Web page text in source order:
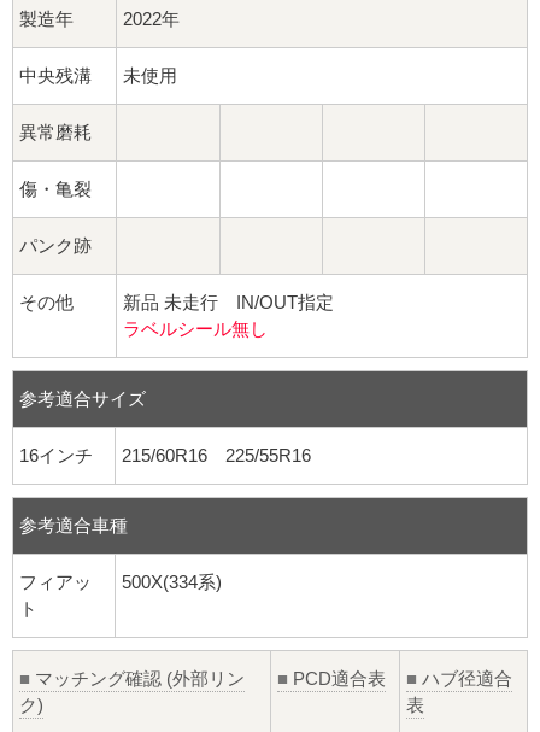
製造年 2022年
中央残溝 未使用
異常磨耗
傷・亀裂
パンク跡
その他
新品 未走行 IN/OUT指定
ラベルシール無し
参考適合サイズ
16インチ 215/60R16 225/55R16
参考適合車種
フィアッ
ト
500X(334系)
■ マッチング確認 (外部リン
ク)
■ PCD適合表 ■ ハブ径適合
表